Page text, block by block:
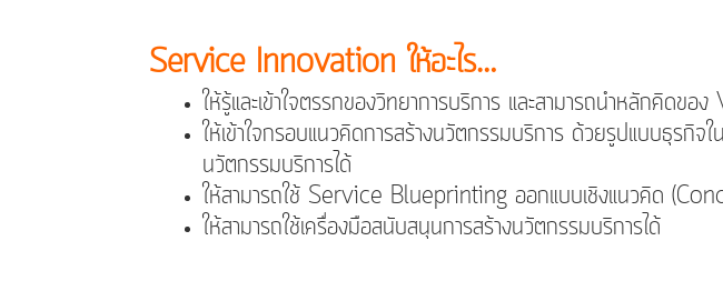
Service Innovation ให้อะไร…
ให้รู้และเข้าใจตรรกของวิทยาการบริการ และสามารถนำหลักคิ
ให้เข้าใจกรอบแนวคิดการสร้างนวัตกรรมบริการ ด้วยรูปแบบธุ
นวัตกรรมบริการได้
ให้สามารถใช้ Service Blueprinting ออกแบบเชิงแนวคิด
ให้สามารถใช้เครื่องมือสนับสนุนการสร้างนวัตกรรมบริการได้